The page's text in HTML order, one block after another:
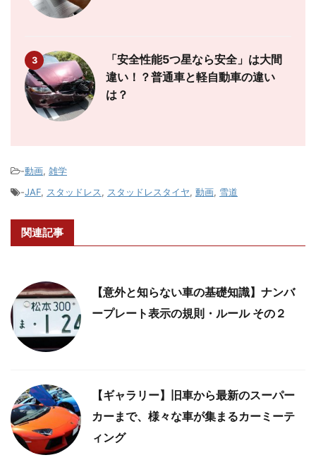
3
「安全性能5つ星なら安全」は大間
違い！？普通車と軽自動車の違い
は？
-動画, 雑学
-JAF, スタッドレス, スタッドレスタイヤ, 動画, 雪道
関連記事
【意外と知らない車の基礎知識】ナンバ
ープレート表示の規則・ルール その２
【ギャラリー】旧車から最新のスーパー
カーまで、様々な車が集まるカーミーテ
ィング